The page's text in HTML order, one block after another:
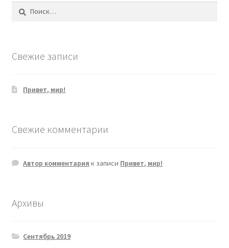
Свежие записи
Привет, мир!
Свежие комментарии
Автор комментария к записи Привет, мир!
Архивы
Сентябрь 2019